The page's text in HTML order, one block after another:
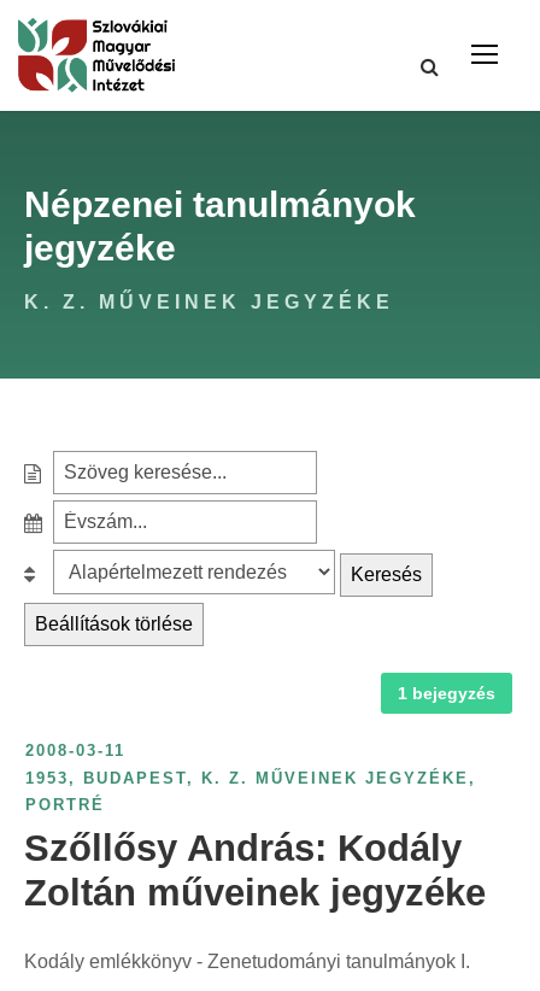
Népzenei tanulmányok
jegyzéke
K. Z. MŰVEINEK JEGYZÉKE
e
c
h
:
z
é
v
s
z
á
s
e
e
s
l
á
:
Keresés
Beállítások törlése
1 bejegyzés
2008-03-11
1953 , BUDAPEST, K. Z. MŰVEINEK JEGYZÉKE ,
PORTRÉ
Szőllősy András: Kodály
Zoltán műveinek jegyzéke
Kodály emlékkönyv - Zenetudományi tanulmányok I.